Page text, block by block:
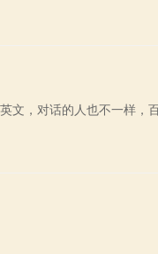
文，对话的人也不一样，